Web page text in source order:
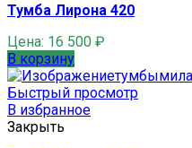
Тумба Лирона 420
Цена: 16 500 ₽
В корзину
Быстрый просмотр
В избранное
Закрыть